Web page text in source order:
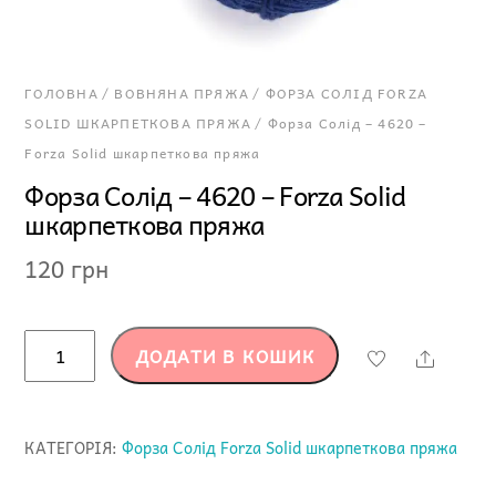
ГОЛОВНА/ ВОВНЯНА ПРЯЖА / ФОРЗА СОЛІД FORZA
SOLID ШКАРПЕТКОВА ПРЯЖА / Форза Солід – 4620 –
Forza Solid шкарпеткова пряжа
Форза Солід – 4620 – Forza Solid
шкарпеткова пряжа
120 грн
Солід
-
ДОДАТИ В КОШИК Share
КАТЕГОРІЯ:Форза Солід Forza Solid шкарпеткова пряжа